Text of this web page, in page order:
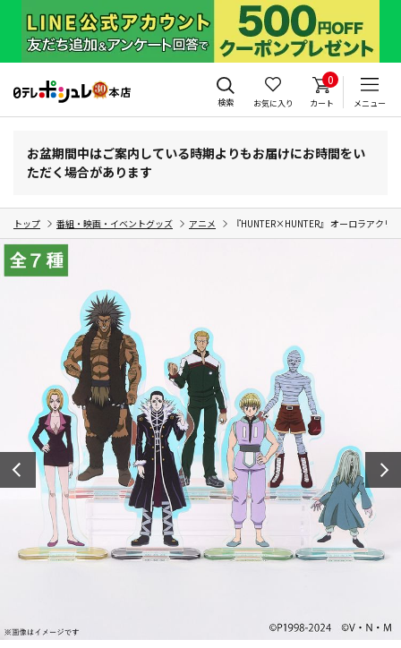
検索 お気に入り
0
カート メニュー
お盆期間中はご案内している時期よりもお届けにお時間をい
ただく場合があります
トップ 番組・映画・イベントグッズ アニメ 『HUNTER×HUNTER』 オーロラアクリ